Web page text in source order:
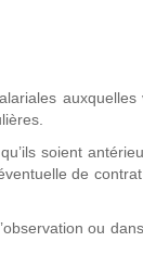
soient
de
ou